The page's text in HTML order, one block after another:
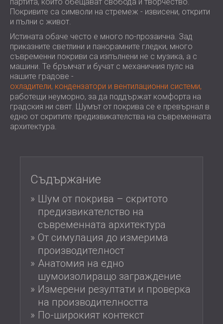
БАФЪЛИ
АКУСТИЧНИ ПАНЕЛИ ДЪРВЕНИ
ЛАМЕЛИ
WOOD WOOL АКУСТИЧНИ ПАНЕЛИ
АКУСТИЧНИ АБСОРБЕРИ, БАС ТРАПОВЕ
И ДИФУЗOРИ.
АКУСТИЧНИ ПАНЕЛИ И
ЗВУКОПОГЛЪЩАЩИ ПАНЕЛИ
ЗАГЛУШИТЕЛИ
ВИБРОИЗОЛАЦИЯ, ПОДЛОЖКИ И
ОКАЧВАЧИ
АУДИОЛОГИЧНИ КАБИНИ
ЗВУКОВО МАСКИРАНЕ И ШУМОВИ
ДОЗИМЕТРИ
КОИ СМЕ НИЕ
БЛОГ
R & D
НОВИНИ
ВИДЕО
РЕФЕРЕНЦИИ
ЧЛЕНСТВА
СЕКТОРИ
ШУМОИЗОЛАЦИЯ И АКУСТИКА ЗА
ЖИЛИЩА
ШУМОИЗОЛАЦИЯ И АКУСТИКА ЗА
ИНДУСТРИАЛНИ ПОМЕЩЕНИЯ
ШУМОИЗОЛАЦИЯ И АКУСТИКА ЗА
OФИСИ
ВИБРОИЗОЛИРАНЕ НА МАШИНИ И
ОБОРУДВАНЕ
ЗВУКОИЗОЛАЦИЯ И АКУСТИКА ЗА
СТУДИА
ЗВУКОИЗОЛАЦИЯ И АКУСТИКА ЗА
ЛАБОРАТОРИИ И ТЕСТОВИ СТАИ
ЗВУКОИЗОЛАЦИЯ И АКУСТИКА ЗА
ЗАВЕДЕНИЯ
ЗВУКОИЗОЛАЦИЯ И АКУСТИКА ЗА
ХОТЕЛИ
ЗВУКОИЗОЛАЦИЯ И АКУСТИКА НА
ЗАЛИ
ЗВУКОИЗОЛАЦИОННИ И АКУСТИЧНИ
УСЛУГИ
АКУСТИЧНО ОБСЛЕДВАНЕ
КОНСУЛТИРАНЕ
АКУСТИЧНА СИМУЛАЦИЯ
АВТОРСКИ НАДЗОР
ИЗПЪЛНЕНИЕ
ПРОЕКТИ
БЪЛГАРИЯ (BG)
GREAT BRITAIN (GB)
DEUTSCHLAND (DE)
ÖSTERREICH (AT)
SRBIJA (RS)
ROMÂNIA (RO)
POLAND (PL)
FINLAND (FI)
РОССИЯ (RU)
USA (US)
Покривите са символи на стремеж - извисени, открити
и пълни с живот.
Истината обаче често е много по-прозаична. Зад
приказните светлини и панорамните гледки, много
съвременни покриви са изпълнени не с музика, а с
машини. Те бръмчат и бучат с механичния пулс на
нашите градове -
охладители, кондензатори и вентилационни системи,
работещи неуморно, за да поддържат комфорта на
градския ни свят. Шумът от покрива се е превърнал в
едно от скритите предизвикателства на съвременната
архитектура.
Съдържание
Шум от покрива – скритото
предизвикателство на
съвременната архитектура
От симулация до измерима
производителност
Анатомия на едно
шумоизолиращо заграждение
Измерени резултати и проверка
на производителността
По-широкият контекст